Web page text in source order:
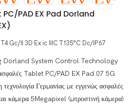
PC/PAD EX Pad Dorland
Gc/II 3D Ex ic IIIC T135°C Dc/IP67
Dorland System Control Technology
Tablet PC/PAD EX Pad 07 5G
Γερμανίας με εγγενώς ασφαλές
κάμερα 5Megapixel (μπροστινή κάμερα)